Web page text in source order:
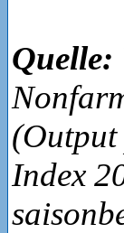
Quelle:
Index